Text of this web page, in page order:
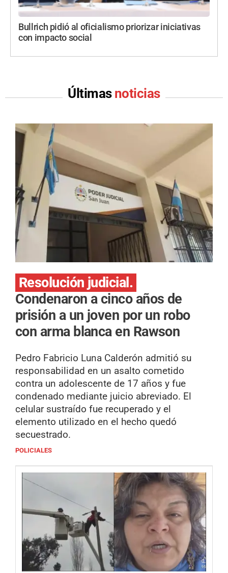
Bullrich pidió al oficialismo priorizar iniciativas
con impacto social
Últimas noticias
Resolución judicial.
Condenaron a cinco años de
prisión a un joven por un robo
con arma blanca en Rawson
Pedro Fabricio Luna Calderón admitió su
responsabilidad en un asalto cometido
contra un adolescente de 17 años y fue
condenado mediante juicio abreviado. El
celular sustraído fue recuperado y el
elemento utilizado en el hecho quedó
secuestrado.
POLICIALES